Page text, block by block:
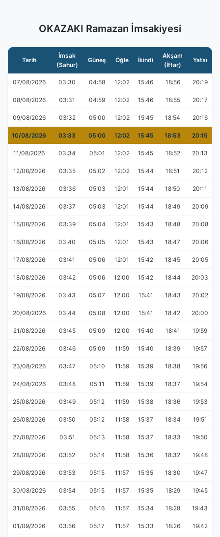
OKAZAKI Ramazan İmsakiyesi
Tarih
İmsak
(Sahur)
Güneş Öğle İkindi
Akşam
(İftar)
Yatsı
07/08/2026 03:30 04:58 12:02 15:46 18:56 20:19
08/08/2026 03:31 04:59 12:02 15:46 18:55 20:17
09/08/2026 03:32 05:00 12:02 15:45 18:54 20:16
10/08/2026 03:33 05:00 12:02 15:45 18:53 20:15
11/08/2026 03:34 05:01 12:02 15:45 18:52 20:13
12/08/2026 03:35 05:02 12:02 15:44 18:51 20:12
13/08/2026 03:36 05:03 12:01 15:44 18:50 20:11
14/08/2026 03:37 05:03 12:01 15:44 18:49 20:09
15/08/2026 03:39 05:04 12:01 15:43 18:48 20:08
16/08/2026 03:40 05:05 12:01 15:43 18:47 20:06
17/08/2026 03:41 05:06 12:01 15:42 18:45 20:05
18/08/2026 03:42 05:06 12:00 15:42 18:44 20:03
19/08/2026 03:43 05:07 12:00 15:41 18:43 20:02
20/08/2026 03:44 05:08 12:00 15:41 18:42 20:00
21/08/2026 03:45 05:09 12:00 15:40 18:41 19:59
22/08/2026 03:46 05:09 11:59 15:40 18:39 19:57
23/08/2026 03:47 05:10 11:59 15:39 18:38 19:56
24/08/2026 03:48 05:11 11:59 15:39 18:37 19:54
25/08/2026 03:49 05:12 11:59 15:38 18:36 19:53
26/08/2026 03:50 05:12 11:58 15:37 18:34 19:51
27/08/2026 03:51 05:13 11:58 15:37 18:33 19:50
28/08/2026 03:52 05:14 11:58 15:36 18:32 19:48
29/08/2026 03:53 05:15 11:57 15:35 18:30 19:47
30/08/2026 03:54 05:15 11:57 15:35 18:29 19:45
31/08/2026 03:55 05:16 11:57 15:34 18:28 19:43
01/09/2026 03:56 05:17 11:57 15:33 18:26 19:42